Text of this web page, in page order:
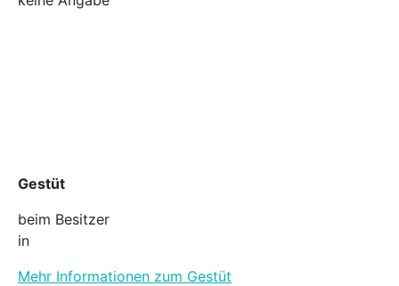
Gestüt
beim Besitzer
in
Mehr Informationen zum Gestüt